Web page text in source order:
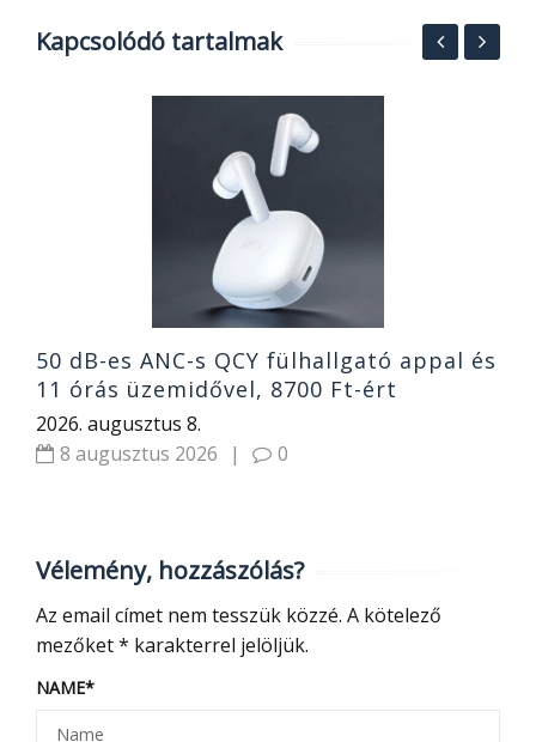
Kapcsolódó tartalmak
50 dB-es ANC-s QCY fülhallgató appal és
11 órás üzemidővel, 8700 Ft-ért
2026. augusztus 8.
8 augusztus 2026
| 0
Vélemény, hozzászólás?
Az email címet nem tesszük közzé. A kötelező
mezőket* karakterrel jelöljük.
NAME*